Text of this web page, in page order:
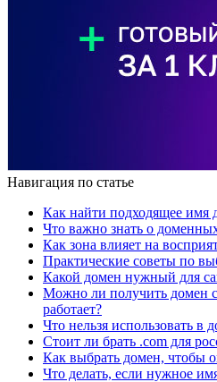
Навигация по статье
Как найти подходящее имя
Что важно знать о
Как зона влияет на
Практические советы по
Какой домен нужный для
Можно ли получить домен
работает?
Что нельзя использовать в
Стоит ли брать .com для
Как выбрать домен, чтобы
Что делать, если нужное